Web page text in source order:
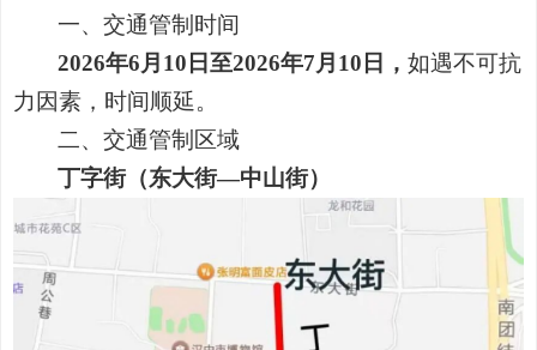
一、交通管制时间
2026年6月 10 日至2026年7月 10 日，如遇不可抗
力因素，时间顺延。
二、交通管制区域
丁字街（东大街—中山街）